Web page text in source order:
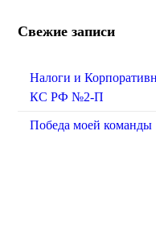
Свежие записи
Налоги и
КС РФ №2-П
Победа моей команды